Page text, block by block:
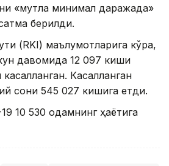
«мутлақ минимал даражада»
берилди.
(RKI) маълумотларига кўра,
давомида 12 097 киши
Касалланган
сони 545 027 кишига етди.
10 530 одамнинг ҳаётига